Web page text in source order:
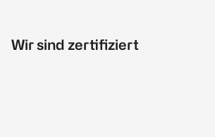
Wir sind zertifiziert